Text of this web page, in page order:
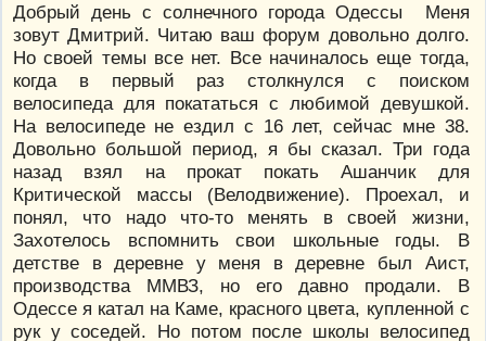
Добрый день с солнечного города Одессы Меня
зовут Дмитрий. Читаю ваш форум довольно долго.
Но своей темы все нет. Все начиналось еще тогда,
когда в первый раз столкнулся с поиском
велосипеда для покататься с любимой девушкой.
На велосипеде не ездил с 16 лет, сейчас мне 38.
Довольно большой период, я бы сказал. Три года
назад взял на прокат покать Ашанчик для
Критической массы (Велодвижение). Проехал, и
понял, что надо что-то менять в своей жизни,
Захотелось вспомнить свои школьные годы. В
детстве в деревне у меня в деревне был Аист,
производства ММВЗ, но его давно продали. В
Одессе я катал на Каме, красного цвета, купленной с
рук у соседей. Но потом после школы велосипед